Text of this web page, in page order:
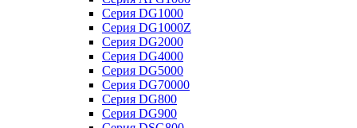
Серия DG1000
Серия DG1000Z
Серия DG2000
Серия DG4000
Серия DG5000
Серия DG70000
Серия DG800
Серия DG900